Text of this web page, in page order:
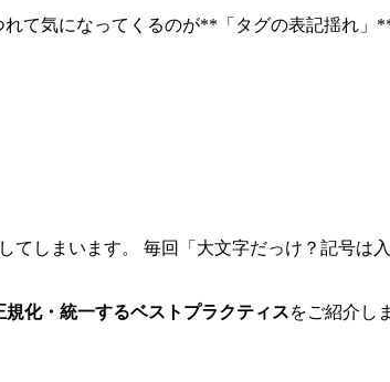
て気になってくるのが**「タグの表記揺れ」**
しまいます。 毎回「大文字だっけ？記号は
化・統一するベストプラクティスをご紹介し